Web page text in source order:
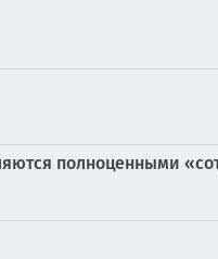
полноценными